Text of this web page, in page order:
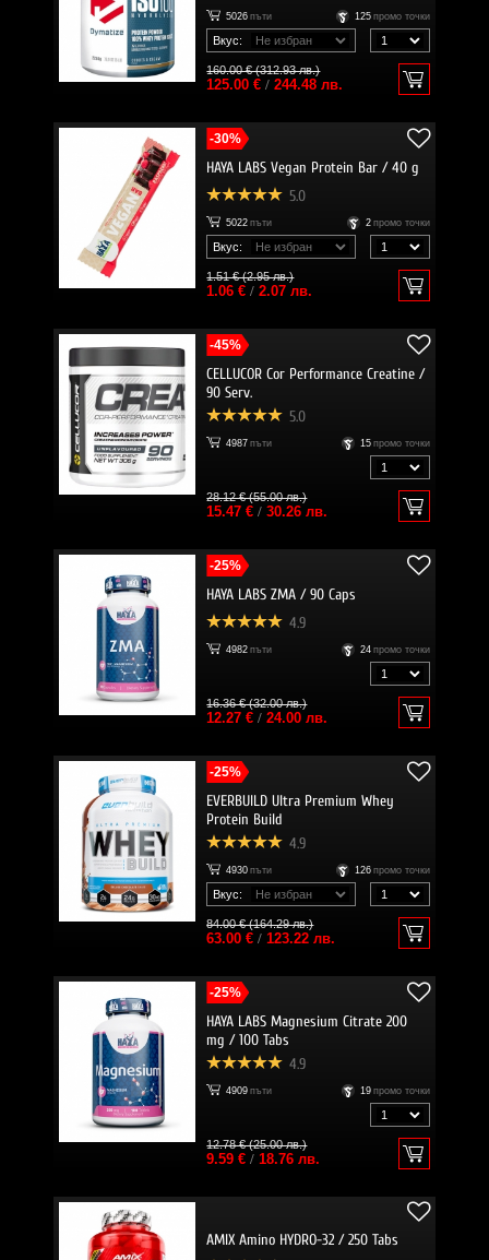
5026 пъти 125 промо точки
Вкус:
160.00 € (312.93 лв.)
125.00 €/ 244.48 лв.
-30%
HAYA LABS Vegan Protein Bar / 40 g
5.0
5022 пъти 2 промо точки
Вкус:
1.51 € (2.95 лв.)
1.06 €/ 2.07 лв.
-45%
CELLUCOR Cor Performance Creatine /
90 Serv.
5.0
4987 пъти 15 промо точки
28.12 € (55.00 лв.)
15.47 €/ 30.26 лв.
-25%
HAYA LABS ZMA / 90 Caps
4.9
4982 пъти 24 промо точки
16.36 € (32.00 лв.)
12.27 €/ 24.00 лв.
-25%
EVERBUILD Ultra Premium Whey
Protein Build
4.9
4930 пъти 126 промо точки
Вкус:
84.00 € (164.29 лв.)
63.00 €/ 123.22 лв.
-25%
HAYA LABS Magnesium Citrate 200
mg / 100 Tabs
4.9
4909 пъти 19 промо точки
12.78 € (25.00 лв.)
9.59 €/ 18.76 лв.
AMIX Amino HYDRO-32 / 250 Tabs